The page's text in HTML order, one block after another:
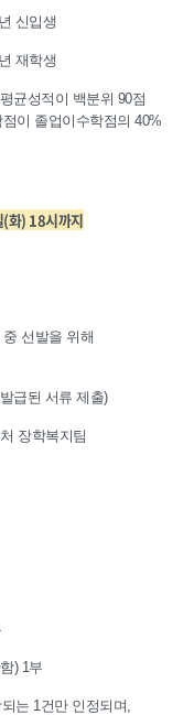
신입생
재학생
균성적이 백분위 90점
이 졸업이수학점의 40%
화) 18시까지
선발을 위해
급된 서류 제출)
장학복지팀
) 1부
1건만 인정되며,